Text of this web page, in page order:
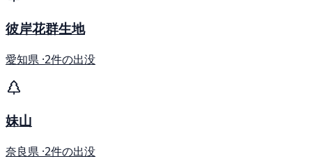
彼岸花群生地
愛知県 ·2件の出没
妹山
奈良県 ·2件の出没